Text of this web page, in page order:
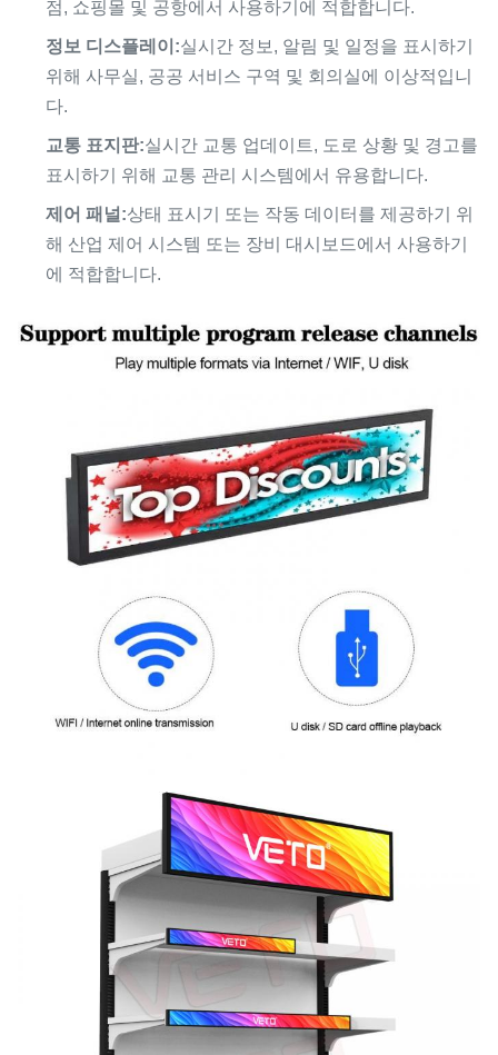
점, 쇼핑몰 및 공항에서 사용하기에 적합합니다.
정보 디스플레이:실시간 정보, 알림 및 일정을 표시하기
위해 사무실, 공공 서비스 구역 및 회의실에 이상적입니
다.
교통 표지판:실시간 교통 업데이트, 도로 상황 및 경고를
표시하기 위해 교통 관리 시스템에서 유용합니다.
제어 패널:상태 표시기 또는 작동 데이터를 제공하기 위
해 산업 제어 시스템 또는 장비 대시보드에서 사용하기
에 적합합니다.